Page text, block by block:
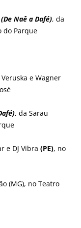
Naê a Dafé), da
do Parque
e Wagner
, da Sarau
e DJ Vibra (PE), no
(MG), no Teatro